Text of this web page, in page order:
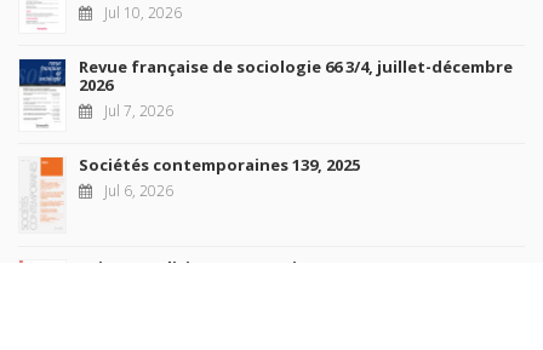
Jul 10, 2026
Revue française de sociologie 66 3/4, juillet-décembre
2026
Jul 7, 2026
Sociétés contemporaines 139, 2025
Jul 6, 2026
Raisons politiques 102, mai 2026